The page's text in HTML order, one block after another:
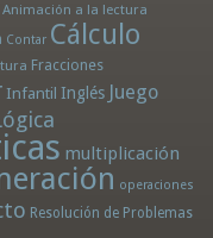
Animación a la lectura
Contar Cálculo
Fracciones
Infantil Inglés Juego
multiplicación
operaciones
Resolución de Problemas